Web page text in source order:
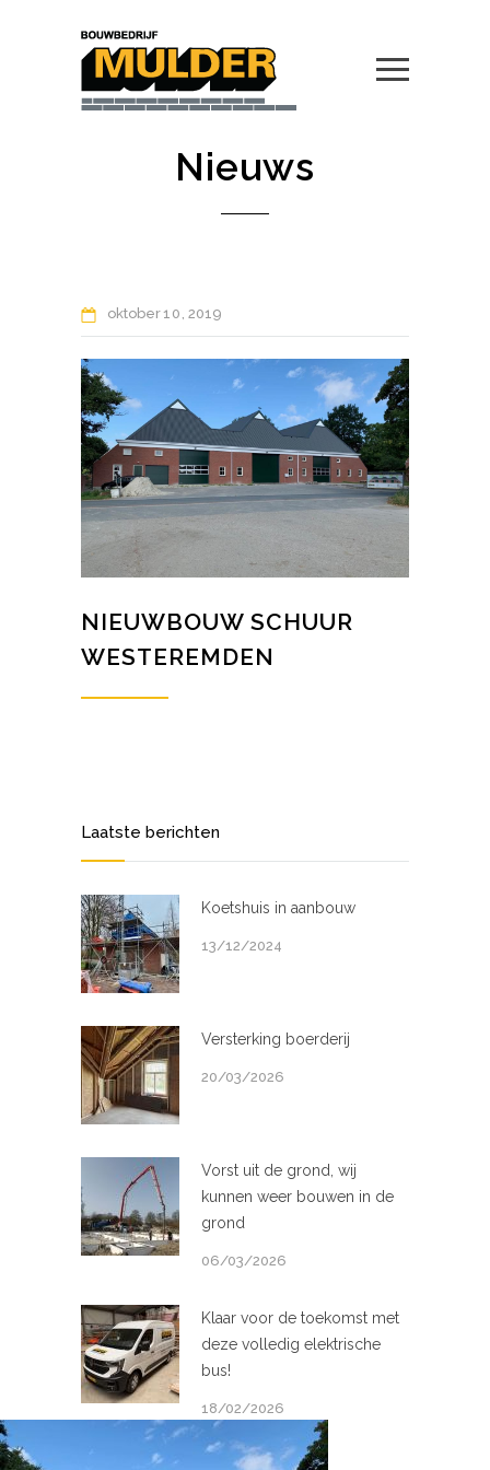
Nieuws
oktober10 2019
NIEUWBOUW SCHUUR
WESTEREMDEN
Laatste berichten
Koetshuis in aanbouw
13/12/2024
Versterking boerderij
20/03/2026
Vorst uit de grond, wij
kunnen weer bouwen in de
grond
06/03/2026
Klaar voor de toekomst met
deze volledig elektrische
bus!
18/02/2026